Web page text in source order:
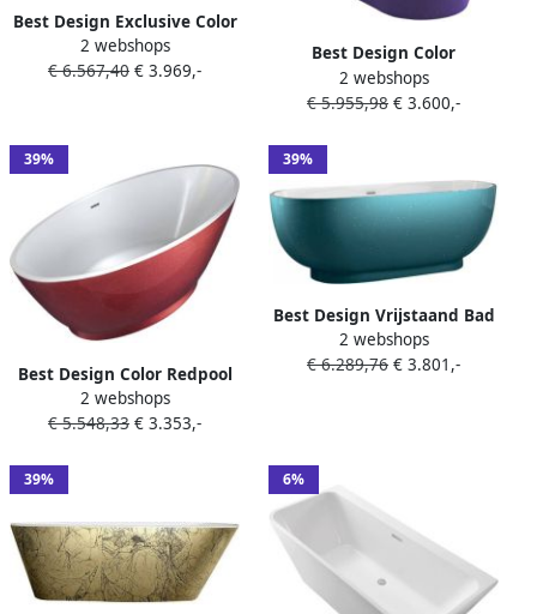
Best Design Exclusive Color
vrijstaand bad
180x86x60cm Camouflage
2 webshops
€ 6.567,40 € 3.969,-
Best Design Color
Purplecub vrijstaand bad
174x77x58cm 4005050
2 webshops
€ 5.955,98 € 3.600,-
39%
Best Design Color Redpool
vrijstaand bad
178x78x61cm 4005070
2 webshops
€ 5.548,33 € 3.353,-
39%
Best Design Vrijstaand Bad
Turquoise 179x81x61 cm
Acryl Turquoise
2 webshops
€ 6.289,76 € 3.801,-
39% 6%